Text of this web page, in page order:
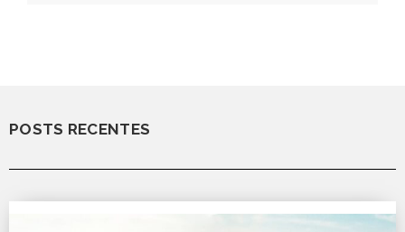
POSTS RECENTES